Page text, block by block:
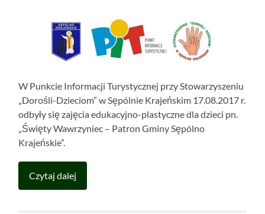
W Punkcie Informacji Turystycznej przy Stowarzyszeniu
„Dorośli-Dzieciom” w Sępólnie Krajeńskim 17.08.2017 r.
odbyły się zajęcia edukacyjno-plastyczne dla dzieci pn.
„Święty Wawrzyniec – Patron Gminy Sępólno
Krajeńskie”.
Czytaj dalej